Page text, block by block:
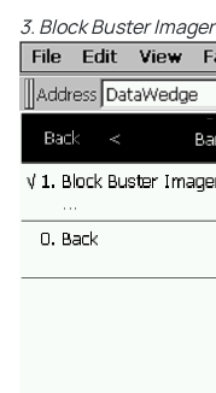
3. Block Buster Imager